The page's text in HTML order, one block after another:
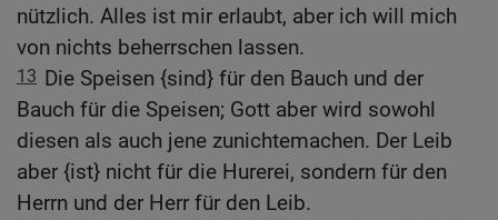
nützlich. Alles ist mir erlaubt, aber ich will mich
von nichts beherrschen lassen.
13 Die Speisen {sind} für den Bauch und der
Bauch für die Speisen; Gott aber wird sowohl
diesen als auch jene zunichtemachen. Der Leib
aber {ist} nicht für die Hurerei, sondern für den
Herrn und der Herr für den Leib.